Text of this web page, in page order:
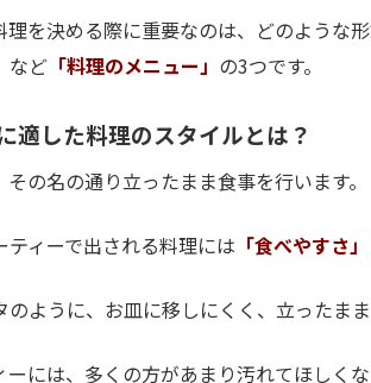
理を決める際に重要なのは、どのような
など 「料理のメニュー」 の3つです。
適した料理のスタイルとは？
の名の通り立ったまま食事を行います。
ティーで出される料理には 「食べやすさ」
ように、お皿に移しにくく、立ったま
ーには、多くの方があまり汚れてほしく